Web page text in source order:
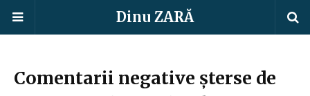
Dinu ZARĂ
Comentarii negative șterse de